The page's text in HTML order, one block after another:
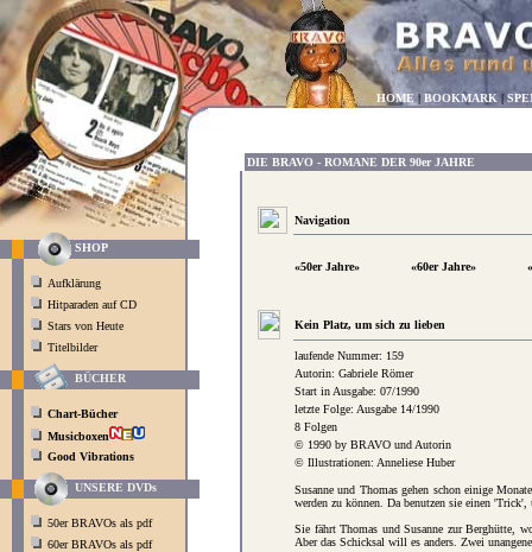
HOME | BOOKMARK |
SHOP
Aufklärung
Hitparaden auf CD
Stars von Heute
Titelbilder
BÜCHER
Chart-Bücher
Musicboxen
Good Vibrations
UNSERE DVDs
50er BRAVOs als pdf
60er BRAVOs als pdf
DIE BRAVO - ROMANE DER 90er JAHRE
Navigation
«50er Jahre» «60er Jahre»
Kein Platz, um sich zu lieben
laufende Nummer: 159
Autorin: Gabriele Römer
Start in Ausgabe: 07/1990
letzte Folge: Ausgabe 14/1990
8 Folgen
© 1990 by BRAVO und Autorin
© Illustrationen: Anneliese Huber
Susanne und Thomas gehen schon einige
werden zu können. Da benutzen sie einen
Sie fährt Thomas und Susanne zur Berghütte,
Aber das Schicksal will es anders. Zwei